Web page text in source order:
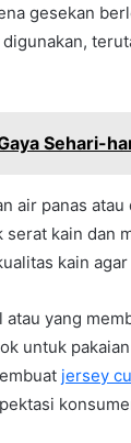
gesekan
Sehari-
air panas
kain dan
kain
yang
untuk
jersey